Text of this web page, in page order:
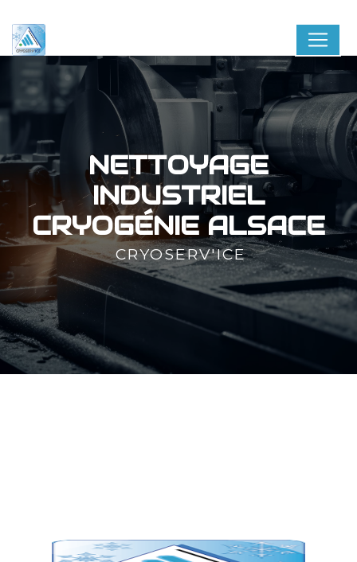
NETTOYAGE
INDUSTRIEL
CRYOGÉNIE ALSACE
CRYOSERV'ICE